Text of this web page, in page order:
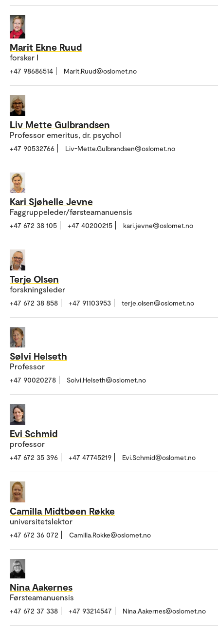
Marit Ekne Ruud
forsker I
+47 98686514 Marit.Ruud@oslomet.no
Liv Mette Gulbrandsen
Professor emeritus, dr. psychol
+47 90532766 Liv-Mette.Gulbrandsen@oslomet.no
Kari Sjøhelle Jevne
Faggruppeleder/førsteamanuensis
+47 672 38 105 +47 40200215 kari.jevne@oslomet.no
Terje Olsen
forskningsleder
+47 672 38 858 +47 91103953 terje.olsen@oslomet.no
Sølvi Helseth
Professor
+47 90020278 Solvi.Helseth@oslomet.no
Evi Schmid
professor
+47 672 35 396 +47 47745219 Evi.Schmid@oslomet.no
Camilla Midtbøen Røkke
universitetslektor
+47 672 36 072 Camilla.Rokke@oslomet.no
Nina Aakernes
Førsteamanuensis
+47 672 37 338 +47 93214547 Nina.Aakernes@oslomet.no